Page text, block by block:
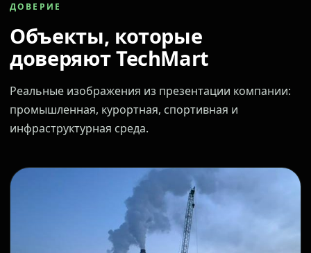
ДОВЕРИЕ
Объекты, которые
доверяют TechMart
Реальные изображения из презентации компании:
промышленная, курортная, спортивная и
инфраструктурная среда.